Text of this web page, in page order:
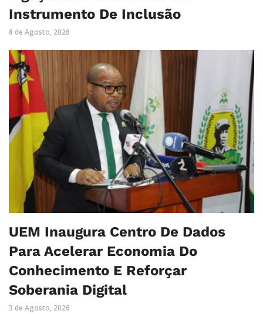
Instrumento De Inclusão
8 de Agosto, 2026
UEM Inaugura Centro De Dados
Para Acelerar Economia Do
Conhecimento E Reforçar
Soberania Digital
3 de Agosto, 2026